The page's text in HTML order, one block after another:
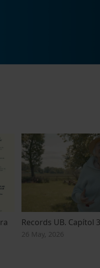
Records UB. Capítol 3
26 May, 2026